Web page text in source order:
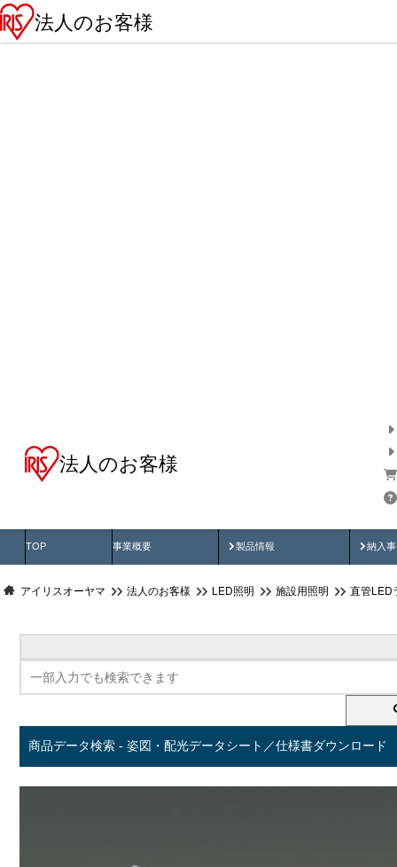
法人のお客様
法人のお客様
TOP 事業概要 製品情報
製品動画 納入
納
アイリスオーヤマ 法人のお客様 LED照明 施設用照明 直管LED
商品データ検索 - 姿図・配光データシート／仕様書ダウンロード